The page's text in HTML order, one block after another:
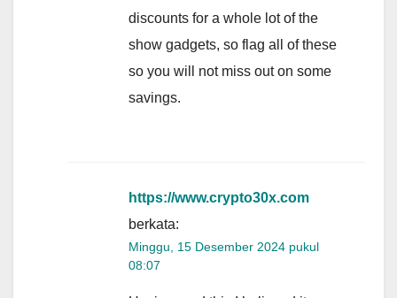
discounts for a whole lot of the
show gadgets, so flag all of these
so you will not miss out on some
savings.
https://www.crypto30x.com
berkata:
Minggu, 15 Desember 2024 pukul
08:07